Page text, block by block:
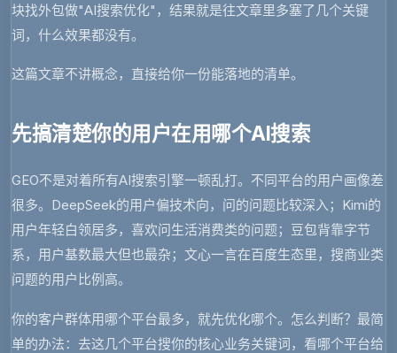
块找外包做"AI搜索优化"，结果就是往文章里多塞了几个关键
词，什么效果都没有。
这篇文章不讲概念，直接给你一份能落地的清单。
先搞清楚你的用户在用哪个AI搜索
GEO不是对着所有AI搜索引擎一顿乱打。不同平台的用户画像差
很多。DeepSeek的用户偏技术向，问的问题比较深入；Kimi的
用户年轻白领居多，喜欢问生活消费类的问题；豆包背靠字节
系，用户基数最大但也最杂；文心一言在百度生态里，搜商业类
问题的用户比例高。
你的客户群体用哪个平台最多，就先优化哪个。怎么判断？最简
单的办法：去这几个平台搜你的核心业务关键词，看哪个平台给